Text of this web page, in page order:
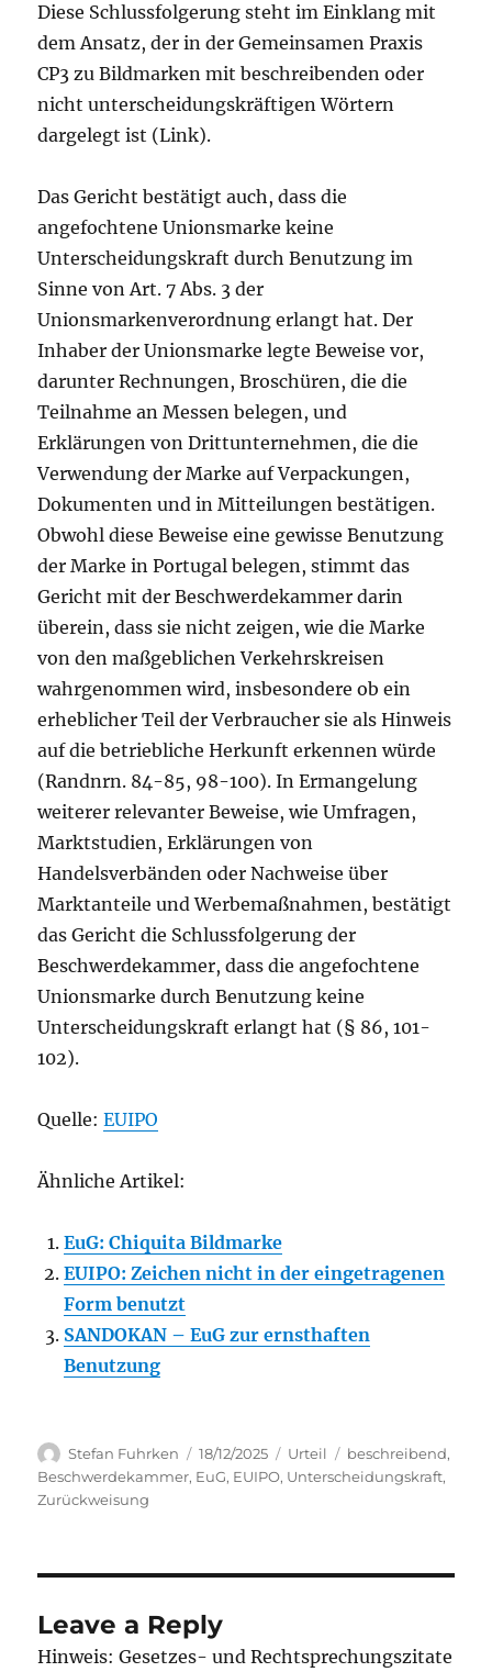
Diese Schlussfolgerung steht im Einklang mit
dem Ansatz, der in der Gemeinsamen Praxis
CP3 zu Bildmarken mit beschreibenden oder
nicht unterscheidungskräftigen Wörtern
dargelegt ist (Link).
Das Gericht bestätigt auch, dass die
angefochtene Unionsmarke keine
Unterscheidungskraft durch Benutzung im
Sinne von Art. 7 Abs. 3 der
Unionsmarkenverordnung erlangt hat. Der
Inhaber der Unionsmarke legte Beweise vor,
darunter Rechnungen, Broschüren, die die
Teilnahme an Messen belegen, und
Erklärungen von Drittunternehmen, die die
Verwendung der Marke auf Verpackungen,
Dokumenten und in Mitteilungen bestätigen.
Obwohl diese Beweise eine gewisse Benutzung
der Marke in Portugal belegen, stimmt das
Gericht mit der Beschwerdekammer darin
überein, dass sie nicht zeigen, wie die Marke
von den maßgeblichen Verkehrskreisen
wahrgenommen wird, insbesondere ob ein
erheblicher Teil der Verbraucher sie als Hinweis
auf die betriebliche Herkunft erkennen würde
(Randnrn. 84-85, 98-100). In Ermangelung
weiterer relevanter Beweise, wie Umfragen,
Marktstudien, Erklärungen von
Handelsverbänden oder Nachweise über
Marktanteile und Werbemaßnahmen, bestätigt
das Gericht die Schlussfolgerung der
Beschwerdekammer, dass die angefochtene
Unionsmarke durch Benutzung keine
Unterscheidungskraft erlangt hat (§ 86, 101-
102).
Quelle:EUIPO
Ähnliche Artikel:
EuG: Chiquita Bildmarke
EUIPO: Zeichen nicht in der eingetragenen
Form benutzt
SANDOKAN – EuG zur ernsthaften
Benutzung
Author
Stefan Fuhrken
Posted
on
18/12/2025 Categories
Urteil Tags
beschreibend,
Beschwerdekammer, EuG, EUIPO, Unterscheidungskraft,
Zurückweisung
Leave a Reply
Hinweis: Gesetzes- und Rechtsprechungszitate